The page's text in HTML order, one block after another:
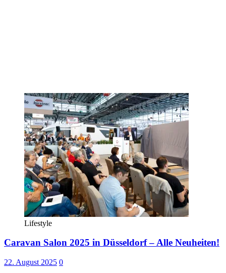
Lifestyle
Caravan Salon 2025 in Düsseldorf – Alle Neuheiten!
22. August 2025 0